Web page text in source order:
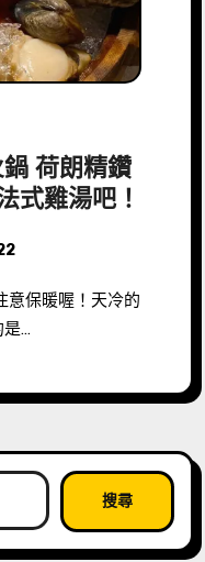
鍋 荷朗精鑽
式雞湯吧！
是…